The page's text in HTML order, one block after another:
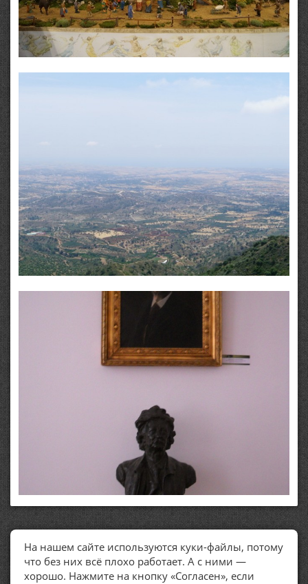
ПОЛЕЗНЫЕ ССЫЛКИ
Политика обработки персональных данных
На нашем сайте используются куки-файлы, потому
что без них всё плохо работает. А с ними —
хорошо. Нажмите на кнопку «Согласен», если